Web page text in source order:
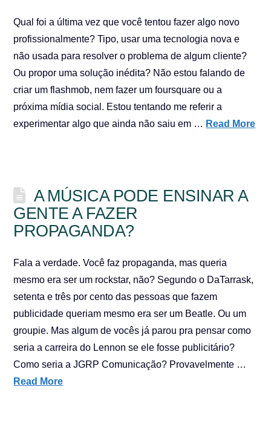
Qual foi a última vez que você tentou fazer algo novo
profissionalmente? Tipo, usar uma tecnologia nova e
não usada para resolver o problema de algum cliente?
Ou propor uma solução inédita? Não estou falando de
criar um flashmob, nem fazer um foursquare ou a
próxima mídia social. Estou tentando me referir a
experimentar algo que ainda não saiu em … Read More
A MÚSICA PODE ENSINAR A
GENTE A FAZER
PROPAGANDA?
Fala a verdade. Você faz propaganda, mas queria
mesmo era ser um rockstar, não? Segundo o DaTarrask,
setenta e três por cento das pessoas que fazem
publicidade queriam mesmo era ser um Beatle. Ou um
groupie. Mas algum de vocês já parou pra pensar como
seria a carreira do Lennon se ele fosse publicitário?
Como seria a JGRP Comunicação? Provavelmente …
Read More